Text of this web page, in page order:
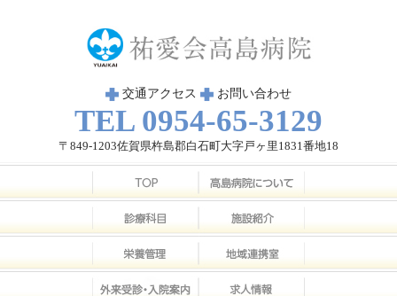
交通アクセス お問い合わせ
TEL 0954-65-3129
〒849-1203佐賀県杵島郡白石町大字戸ヶ里1831番地18